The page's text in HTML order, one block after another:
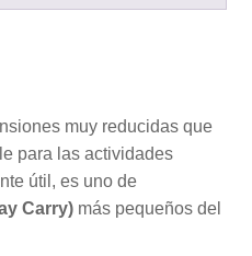
muy reducidas que
para las actividades
útil, es uno de
Carry) más pequeños del